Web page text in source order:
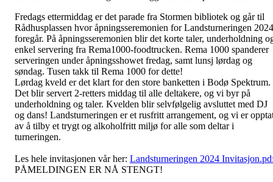
Fredags ettermiddag er det parade fra Stormen bibliotek og går til
Rådhusplassen hvor åpningsseremonien for Landsturneringen 2024
foregår. På åpningsseremonien blir det korte taler, underholdning
enkel servering fra Rema1000-foodtrucken. Rema 1000 spanderer
serveringen under åpningsshowet fredag, samt lunsj lørdag og
søndag. Tusen takk til Rema 1000 for dette!
Lørdag kveld er det klart for den store banketten i Bodø Spektrum.
Det blir servert 2-retters middag til alle deltakere, og vi byr på
underholdning og taler. Kvelden blir selvfølgelig avsluttet med DJ
og dans! Landsturneringen er et rusfritt arrangement, og vi er
av å tilby et trygt og alkoholfritt miljø for alle som deltar i
turneringen.
Les hele invitasjonen vår her: Landsturneringen 2024
PÅMELDINGEN ER NÅ STENGT!